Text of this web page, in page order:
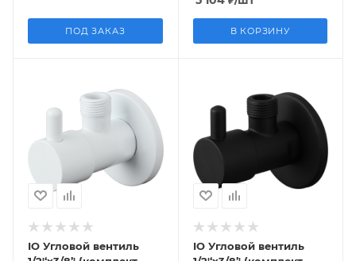
ПОД ЗАКАЗ В КОРЗИНУ
IO Угловой вентиль
IO Угловой вентиль